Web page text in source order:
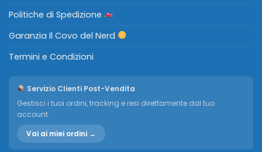
Politiche di Spedizione
Garanzia Il Covo del Nerd
Termini e Condizioni
Servizio Clienti Post-Vendita
Gestisci i tuoi ordini, tracking e resi direttamente dal tuo
account.
Vai ai miei ordini →